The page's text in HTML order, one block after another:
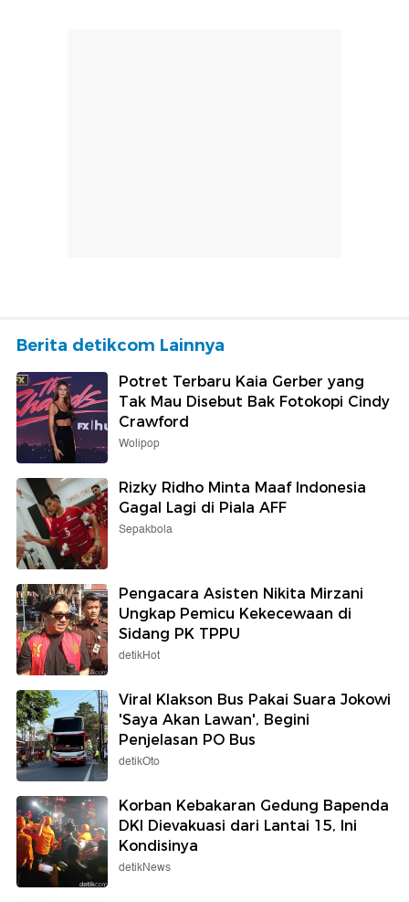
Berita detikcom Lainnya
Potret Terbaru Kaia Gerber yang
Tak Mau Disebut Bak Fotokopi Cindy
Crawford
Wolipop
Rizky Ridho Minta Maaf Indonesia
Gagal Lagi di Piala AFF
Sepakbola
Pengacara Asisten Nikita Mirzani
Ungkap Pemicu Kekecewaan di
Sidang PK TPPU
detikHot
Viral Klakson Bus Pakai Suara Jokowi
'Saya Akan Lawan', Begini
Penjelasan PO Bus
detikOto
Korban Kebakaran Gedung Bapenda
DKI Dievakuasi dari Lantai 15, Ini
Kondisinya
detikNews